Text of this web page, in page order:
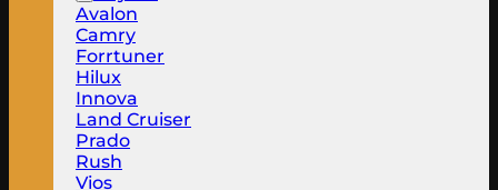
Avalon
Camry
Forrtuner
Hilux
Innova
Land Cruiser
Prado
Rush
Vios